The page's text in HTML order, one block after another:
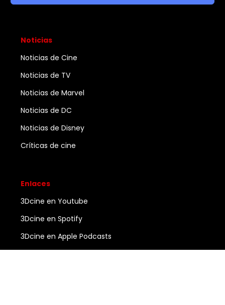
Noticias
Noticias de Cine
Noticias de TV
Noticias de Marvel
Noticias de DC
Noticias de Disney
Críticas de cine
Enlaces
3Dcine en Youtube
3Dcine en Spotify
3Dcine en Apple Podcasts